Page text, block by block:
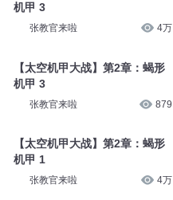
机甲 3
张教官来啦 4万
【太空机甲大战】第2章：蝎形
机甲 3
张教官来啦 879
【太空机甲大战】第2章：蝎形
机甲 1
张教官来啦 4万